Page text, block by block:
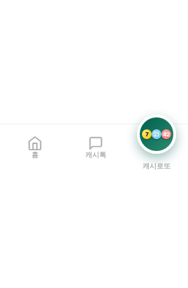
홈 캐시톡
7 21 42
캐시로또